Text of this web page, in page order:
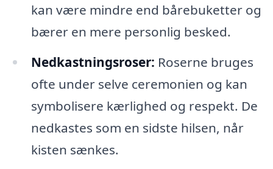
kan være mindre end bårebuketter og
bærer en mere personlig besked.
Nedkastningsroser: Roserne bruges
ofte under selve ceremonien og kan
symbolisere kærlighed og respekt. De
nedkastes som en sidste hilsen, når
kisten sænkes.